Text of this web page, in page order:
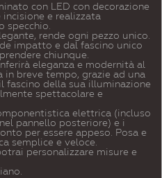
con LED con decorazione
e realizzata
specchio.
rende ogni pezzo unico.
impatto e dal fascino unico
chiunque.
eleganza e modernità al
in breve tempo, grazie ad una
fascino della sua illuminazione
spettacolare e
elettrica (incluso
pannello posteriore) e i
per essere appeso. Posa e
semplice e veloce.
personalizzare misure e